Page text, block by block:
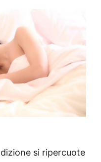
si ripercuote